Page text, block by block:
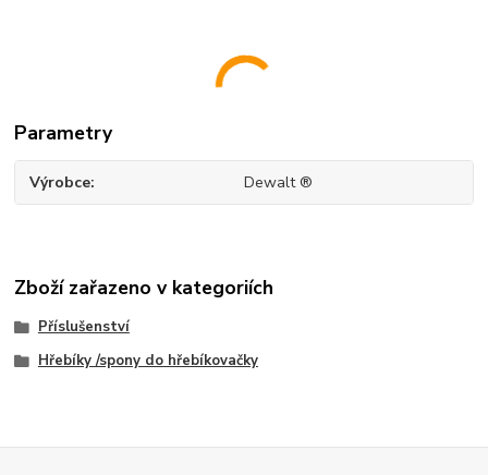
Parametry
Výrobce Dewalt ®
Zboží zařazeno v kategoriích
Příslušenství
Hřebíky /spony do hřebíkovačky